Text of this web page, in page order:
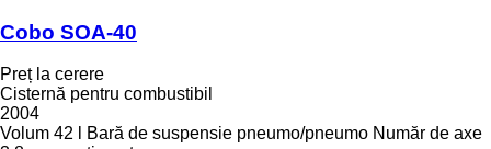
Cobo SOA-40
Preț la cerere
Cisternă pentru combustibil
2004
Volum 42 l Bară de suspensie pneumo/pneumo Număr de axe